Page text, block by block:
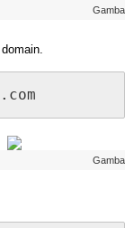
domain.
. com